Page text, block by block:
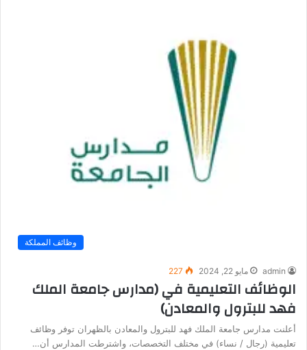
وظائف المملكة
admin مايو 22, 2024 227
الوظائف التعليمية في (مدارس جامعة الملك
فهد للبترول والمعادن)
أعلنت مدارس جامعة الملك فهد للبترول والمعادن بالظهران توفر وظائف
تعليمية (رجال / نساء) في مختلف التخصصات، واشترطت المدارس أن…